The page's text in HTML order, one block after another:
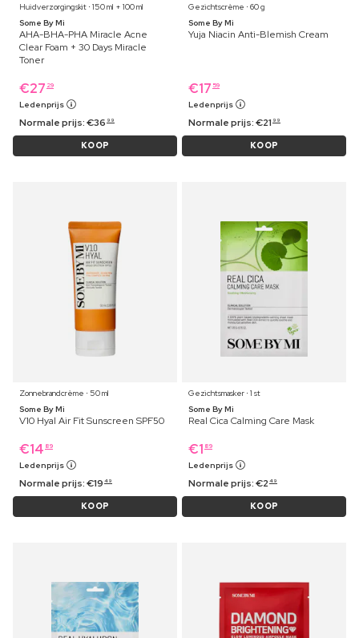
Huidverzorgingskit ⋅ 150 ml + 100 ml
Some By Mi
AHA-BHA-PHA Miracle Acne
Clear Foam + 30 Days Miracle
Toner
€27 29
Ledenprijs
Normale prijs:€36 99
KOOP
Gezichtscrème ⋅ 60 g
Some By Mi
Yuja Niacin Anti-Blemish Cream
€17 59
Ledenprijs
Normale prijs:€21 99
KOOP
Zonnebrandcrème ⋅ 50 ml
Some By Mi
V10 Hyal Air Fit Sunscreen SPF50
€14 89
Ledenprijs
Normale prijs:€19 49
KOOP
Gezichtsmasker ⋅ 1 st
Some By Mi
Real Cica Calming Care Mask
€1 89
Ledenprijs
Normale prijs:€2 49
KOOP